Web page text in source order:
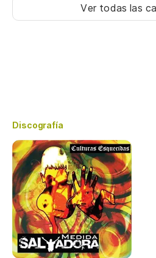
Ver todas las
Discografía